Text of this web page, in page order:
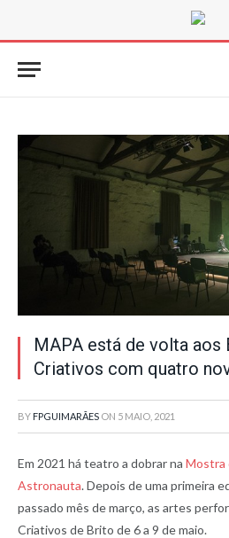
MAPA está de volta aos
Criativos com quatro
BY FPGUIMARÃES ON 5 MAIO, 2021
Em 2021 há teatro a dobrar na Mostra
Astronauta. Depois de uma primeira
passado mês de março, as artes
Criativos de Brito de 6 a 9 de maio.